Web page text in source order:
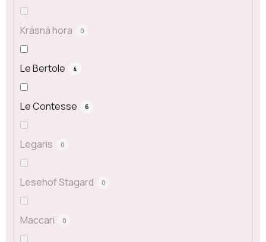
Krásná hora 0
Le Bertole 4
Le Contesse 6
Legaris 0
Lesehof Stagard 0
Maccari 0